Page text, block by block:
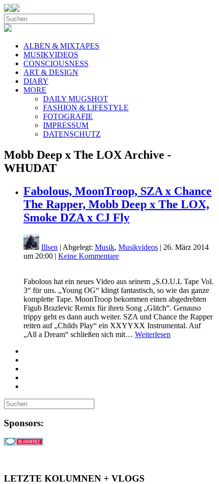
ALBEN & MIXTAPES
MUSIKVIDEOS
CONSCIOUSNESS
ART & DESIGN
DIARY
MORE
DAILY MUGSHOT
FASHION & LIFESTYLE
FOTOGRAFIE
IMPRESSUM
DATENSCHUTZ
Mobb Deep x The LOX Archive -
WHUDAT
Fabolous, MoonTroop, SZA x Chance
The Rapper, Mobb Deep x The LOX,
Smoke DZA x CJ Fly
Illsen | Abgelegt: Musik, Musikvideos | 26. März 2014
um 20:00 | Keine Kommentare
Fabolous hat ein neues Video aus seinem „S.O.U.L Tape Vol.
3“ für uns. „Young OG“ klingt fantastisch, so wie das ganze
komplette Tape. MoonTroop bekommen einen abgedrehten
Figub Brazlevic Remix für ihren Song „Glitch“. Genauso
trippy geht es dann auch weiter. SZA und Chance the Rapper
reiten auf „Childs Play“ ein XXYYXX Instrumental. Auf
„All a Dream“ schließen sich mit… Weiterlesen
Sponsors:
LETZTE KOLUMNEN + VLOGS